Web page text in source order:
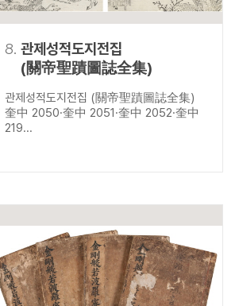
8. 관제성적도지전집
(關帝聖蹟圖誌全集)
관제성적도지전집 (關帝聖蹟圖誌全集)
奎中 2050·奎中 2051·奎中 2052·奎中
219...